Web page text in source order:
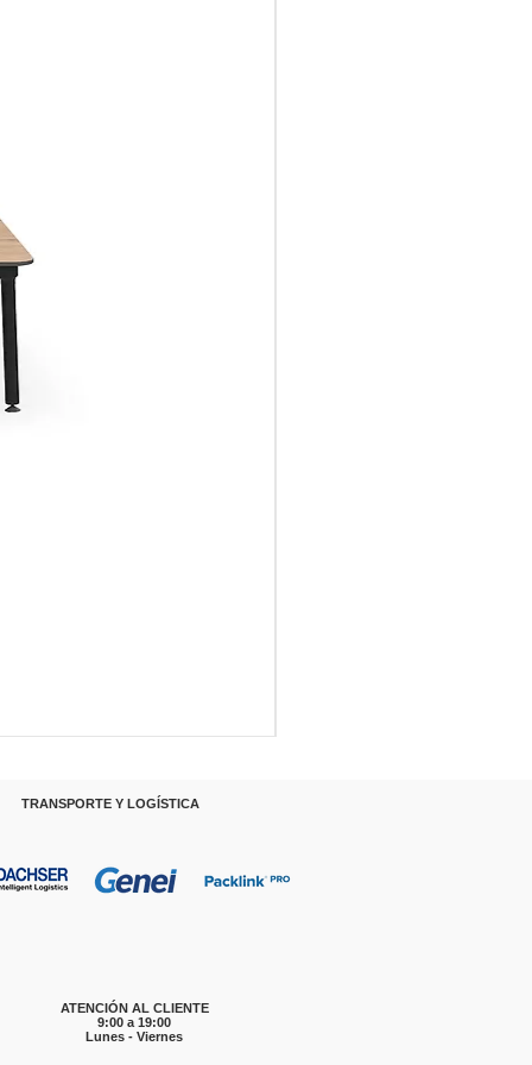
Y LOGÍSTICA
ATENCIÓN AL CLIENTE
9:00 a 19:00
Lunes - Viernes